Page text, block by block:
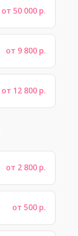
от 50 000 р.
от 9 800 р.
от 12 800 р.
от 2 800 р.
от 500 р.